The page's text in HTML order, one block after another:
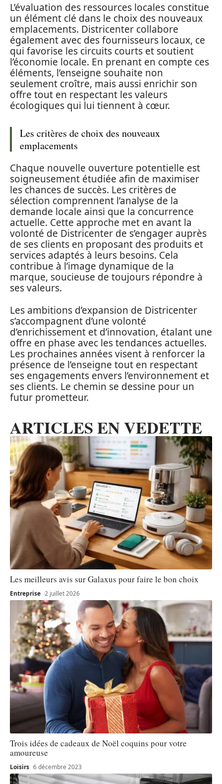
L’évaluation des ressources locales constitue
un élément clé dans le choix des nouveaux
emplacements. Districenter collabore
également avec des fournisseurs locaux, ce
qui favorise les circuits courts et soutient
l’économie locale. En prenant en compte ces
éléments, l’enseigne souhaite non
seulement croître, mais aussi enrichir son
offre tout en respectant les valeurs
écologiques qui lui tiennent à cœur.
Les critères de choix des nouveaux
emplacements
Chaque nouvelle ouverture potentielle est
soigneusement étudiée afin de maximiser
les chances de succès. Les critères de
sélection comprennent l’analyse de la
demande locale ainsi que la concurrence
actuelle. Cette approche met en avant la
volonté de Districenter de s’engager auprès
de ses clients en proposant des produits et
services adaptés à leurs besoins. Cela
contribue à l’image dynamique de la
marque, soucieuse de toujours répondre à
ses valeurs.
Les ambitions d’expansion de Districenter
s’accompagnent d’une volonté
d’enrichissement et d’innovation, étalant une
offre en phase avec les tendances actuelles.
Les prochaines années visent à renforcer la
présence de l’enseigne tout en respectant
ses engagements envers l’environnement et
ses clients. Le chemin se dessine pour un
futur prometteur.
ARTICLES EN VEDETTE
Les meilleurs avis sur Galaxus pour faire le bon choix
Entreprise 2 juillet 2026
Trois idées de cadeaux de Noël coquins pour votre
amoureuse
Loisirs 6 décembre 2023